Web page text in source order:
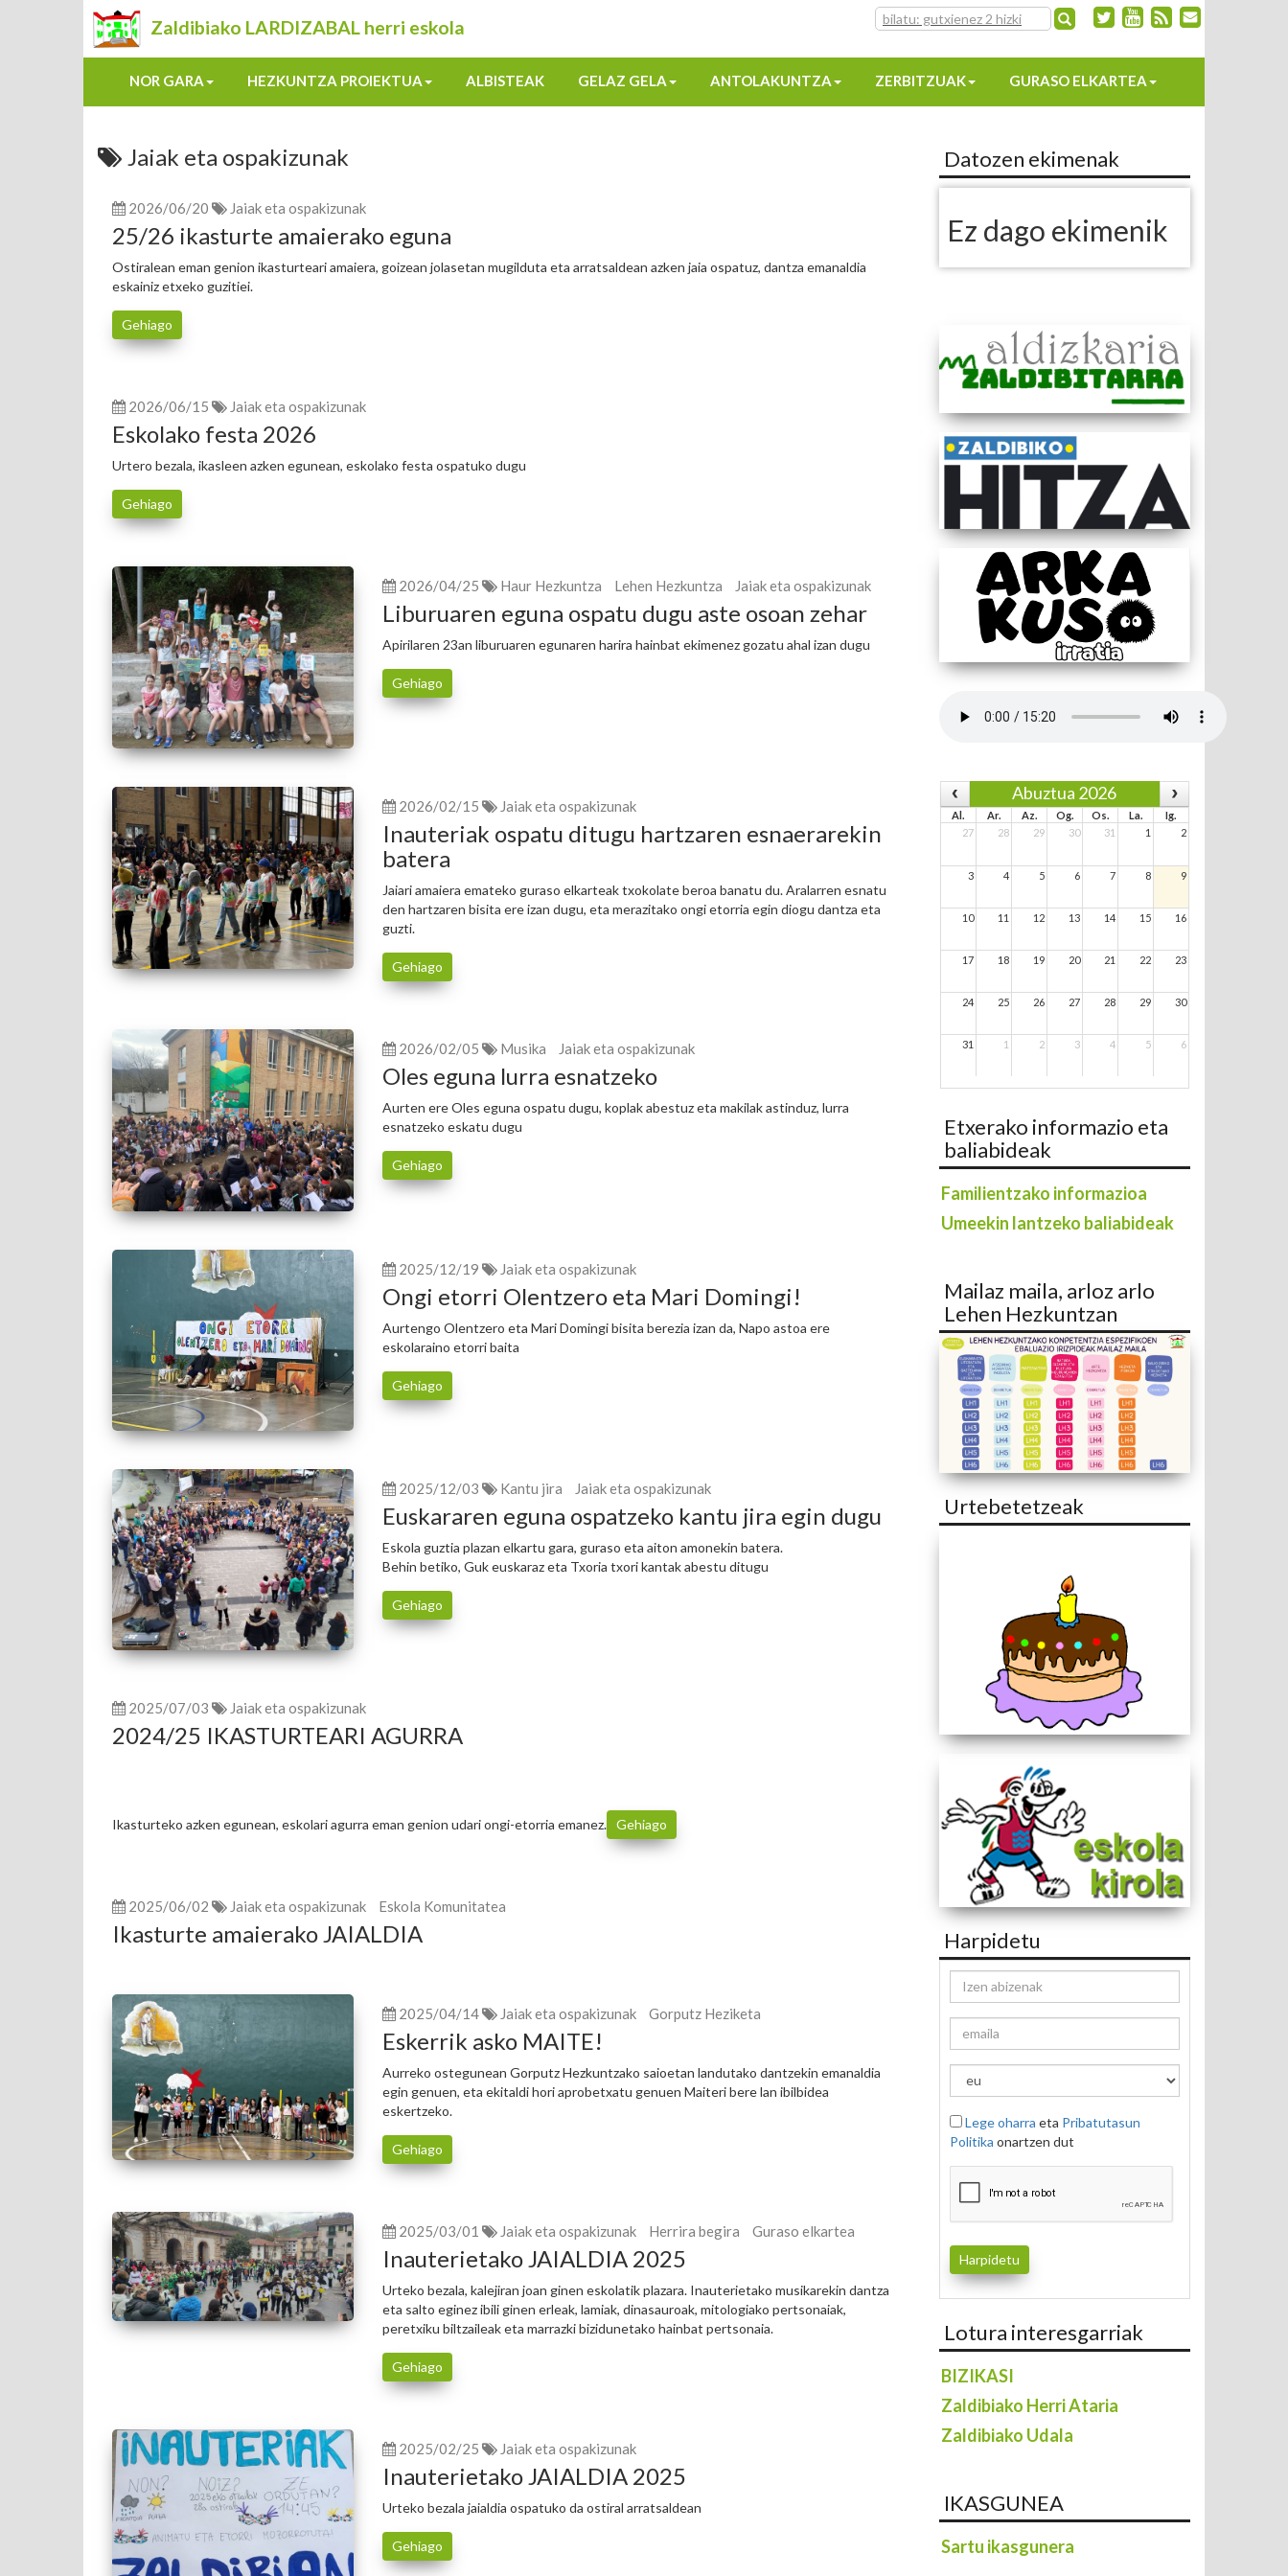
Zaldibiako LARDIZABAL herri eskola
NOR GARA HEZKUNTZA PROIEKTUA ALBISTEAK GELAZ GELA ANTOLAKUNTZA ZERBITZUAK GURASO ELKARTEA
Jaiak eta ospakizunak
2026/06/20 Jaiak eta ospakizunak
25/26 ikasturte amaierako eguna
Ostiralean eman genion ikasturteari amaiera, goizean jolasetan mugilduta eta arratsaldean azken jaia ospatuz, dantza emanaldia
eskainiz etxeko guzitiei.
Gehiago
2026/06/15 Jaiak eta ospakizunak
Eskolako festa 2026
Urtero bezala, ikasleen azken egunean, eskolako festa ospatuko dugu
Gehiago
2026/04/25 Haur Hezkuntza Lehen Hezkuntza Jaiak eta ospakizunak
Liburuaren eguna ospatu dugu aste osoan zehar
Apirilaren 23an liburuaren egunaren harira hainbat ekimenez gozatu ahal izan dugu
Gehiago
2026/02/15 Jaiak eta ospakizunak
Inauteriak ospatu ditugu hartzaren esnaerarekin
batera
Jaiari amaiera emateko guraso elkarteak txokolate beroa banatu du. Aralarren esnatu
den hartzaren bisita ere izan dugu, eta merazitako ongi etorria egin diogu dantza eta
guzti.
Gehiago
2026/02/05 Musika Jaiak eta ospakizunak
Oles eguna lurra esnatzeko
Aurten ere Oles eguna ospatu dugu, koplak abestuz eta makilak astinduz, lurra
esnatzeko eskatu dugu
Gehiago
2025/12/19 Jaiak eta ospakizunak
Ongi etorri Olentzero eta Mari Domingi!
Aurtengo Olentzero eta Mari Domingi bisita berezia izan da, Napo astoa ere
eskolaraino etorri baita
Gehiago
2025/12/03 Kantu jira Jaiak eta ospakizunak
Euskararen eguna ospatzeko kantu jira egin dugu
Eskola guztia plazan elkartu gara, guraso eta aiton amonekin batera.
Behin betiko, Guk euskaraz eta Txoria txori kantak abestu ditugu
Gehiago
2025/07/03 Jaiak eta ospakizunak
2024/25 IKASTURTEARI AGURRA
Ikasturteko azken egunean, eskolari agurra eman genion udari ongi-etorria emanez. Gehiago
2025/06/02 Jaiak eta ospakizunak Eskola Komunitatea
Ikasturte amaierako JAIALDIA
2025/04/14 Jaiak eta ospakizunak Gorputz Heziketa
Eskerrik asko MAITE!
Aurreko ostegunean Gorputz Hezkuntzako saioetan landutako dantzekin emanaldia
egin genuen, eta ekitaldi hori aprobetxatu genuen Maiteri bere lan ibilbidea
eskertzeko.
Gehiago
2025/03/01 Jaiak eta ospakizunak Herrira begira Guraso elkartea
Inauterietako JAIALDIA 2025
Urteko bezala, kalejiran joan ginen eskolatik plazara. Inauterietako musikarekin dantza
eta salto eginez ibili ginen erleak, lamiak, dinasauroak, mitologiako pertsonaiak,
peretxiku biltzaileak eta marrazki bizidunetako hainbat pertsonaia.
Gehiago
2025/02/25 Jaiak eta ospakizunak
Inauterietako JAIALDIA 2025
Urteko bezala jaialdia ospatuko da ostiral arratsaldean
Gehiago
Datozen ekimenak
Ez dago ekimenik
Abuztua 2026
Al. Ar. Az. Og. Os. La.
Ig.
27
28 29 30 31 1 2
3 4 5 6 7 8 9
10 11 12 13 14 15 16
17 18 19 20 21 22 23
24 25 26 27 28 29 30
31 1 2 3 4 5 6
Etxerako informazio eta
baliabideak
Familientzako informazioa
Umeekin lantzeko baliabideak
Mailaz maila, arloz arlo
Lehen Hezkuntzan
Urtebetetzeak
Harpidetu
Lege oharra eta Pribatutasun
Politika onartzen dut
Lotura interesgarriak
BIZIKASI
Zaldibiako Herri Ataria
Zaldibiako Udala
IKASGUNEA
Sartu ikasgunera